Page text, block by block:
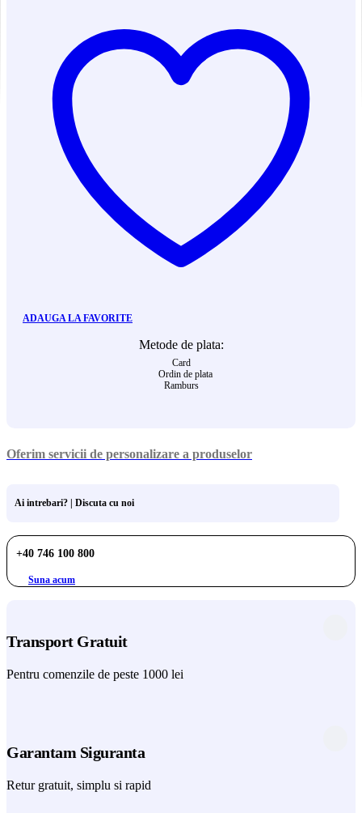
ADAUGA LA FAVORITE
Metode de plata:
Card
Ordin de plata
Ramburs
Oferim servicii de personalizare a produselor
Ai intrebari? | Discuta cu noi
+40 746 100 800
Suna acum
Transport Gratuit
Pentru comenzile de peste 1000 lei
Garantam Siguranta
Retur gratuit, simplu si rapid